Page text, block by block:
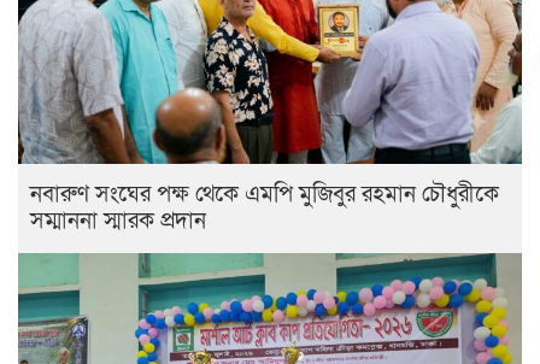
নবারুণ সংঘের পক্ষ থেকে এমপি মুজিবুর রহমান চৌধুরীকে
সম্মাননা স্মারক প্রদান